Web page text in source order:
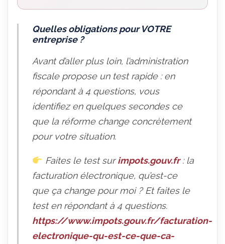
Quelles obligations pour VOTRE
entreprise ?
Avant d’aller plus loin, l’administration
fiscale propose un test rapide : en
répondant à 4 questions, vous
identifiez en quelques secondes ce
que la réforme change concrètement
pour votre situation.
Faites le test surimpots.gouv.fr:la
facturation électronique, qu’est-ce
que ça change pour moi ? Et faites le
test en répondant à 4 questions.
https://www.impots.gouv.fr/facturation-
electronique-qu-est-ce-que-ca-